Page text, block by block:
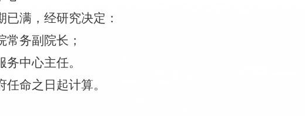
已满，经研究决定：
务副院长；
中心主任。
命之日起计算。